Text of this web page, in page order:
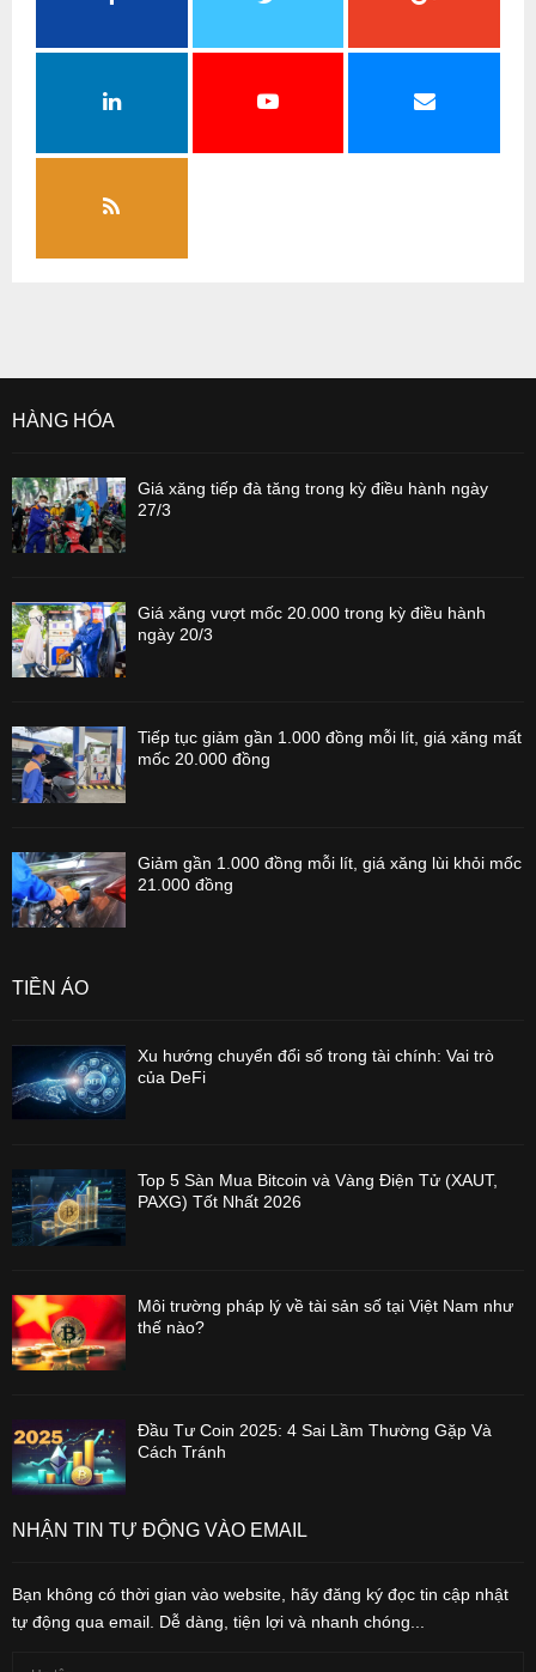
HÀNG HÓA
Giá xăng tiếp đà tăng trong kỳ điều hành ngày
27/3
Giá xăng vượt mốc 20.000 trong kỳ điều hành
ngày 20/3
Tiếp tục giảm gần 1.000 đồng mỗi lít, giá xăng mất
mốc 20.000 đồng
Giảm gần 1.000 đồng mỗi lít, giá xăng lùi khỏi mốc
21.000 đồng
TIỀN ẢO
Xu hướng chuyển đổi số trong tài chính: Vai trò
của DeFi
Top 5 Sàn Mua Bitcoin và Vàng Điện Tử (XAUT,
PAXG) Tốt Nhất 2026
Môi trường pháp lý về tài sản số tại Việt Nam như
thế nào?
Đầu Tư Coin 2025: 4 Sai Lầm Thường Gặp Và
Cách Tránh
NHẬN TIN TỰ ĐỘNG VÀO EMAIL
Bạn không có thời gian vào website, hãy đăng ký đọc tin cập nhật
tự động qua email. Dễ dàng, tiện lợi và nhanh chóng...